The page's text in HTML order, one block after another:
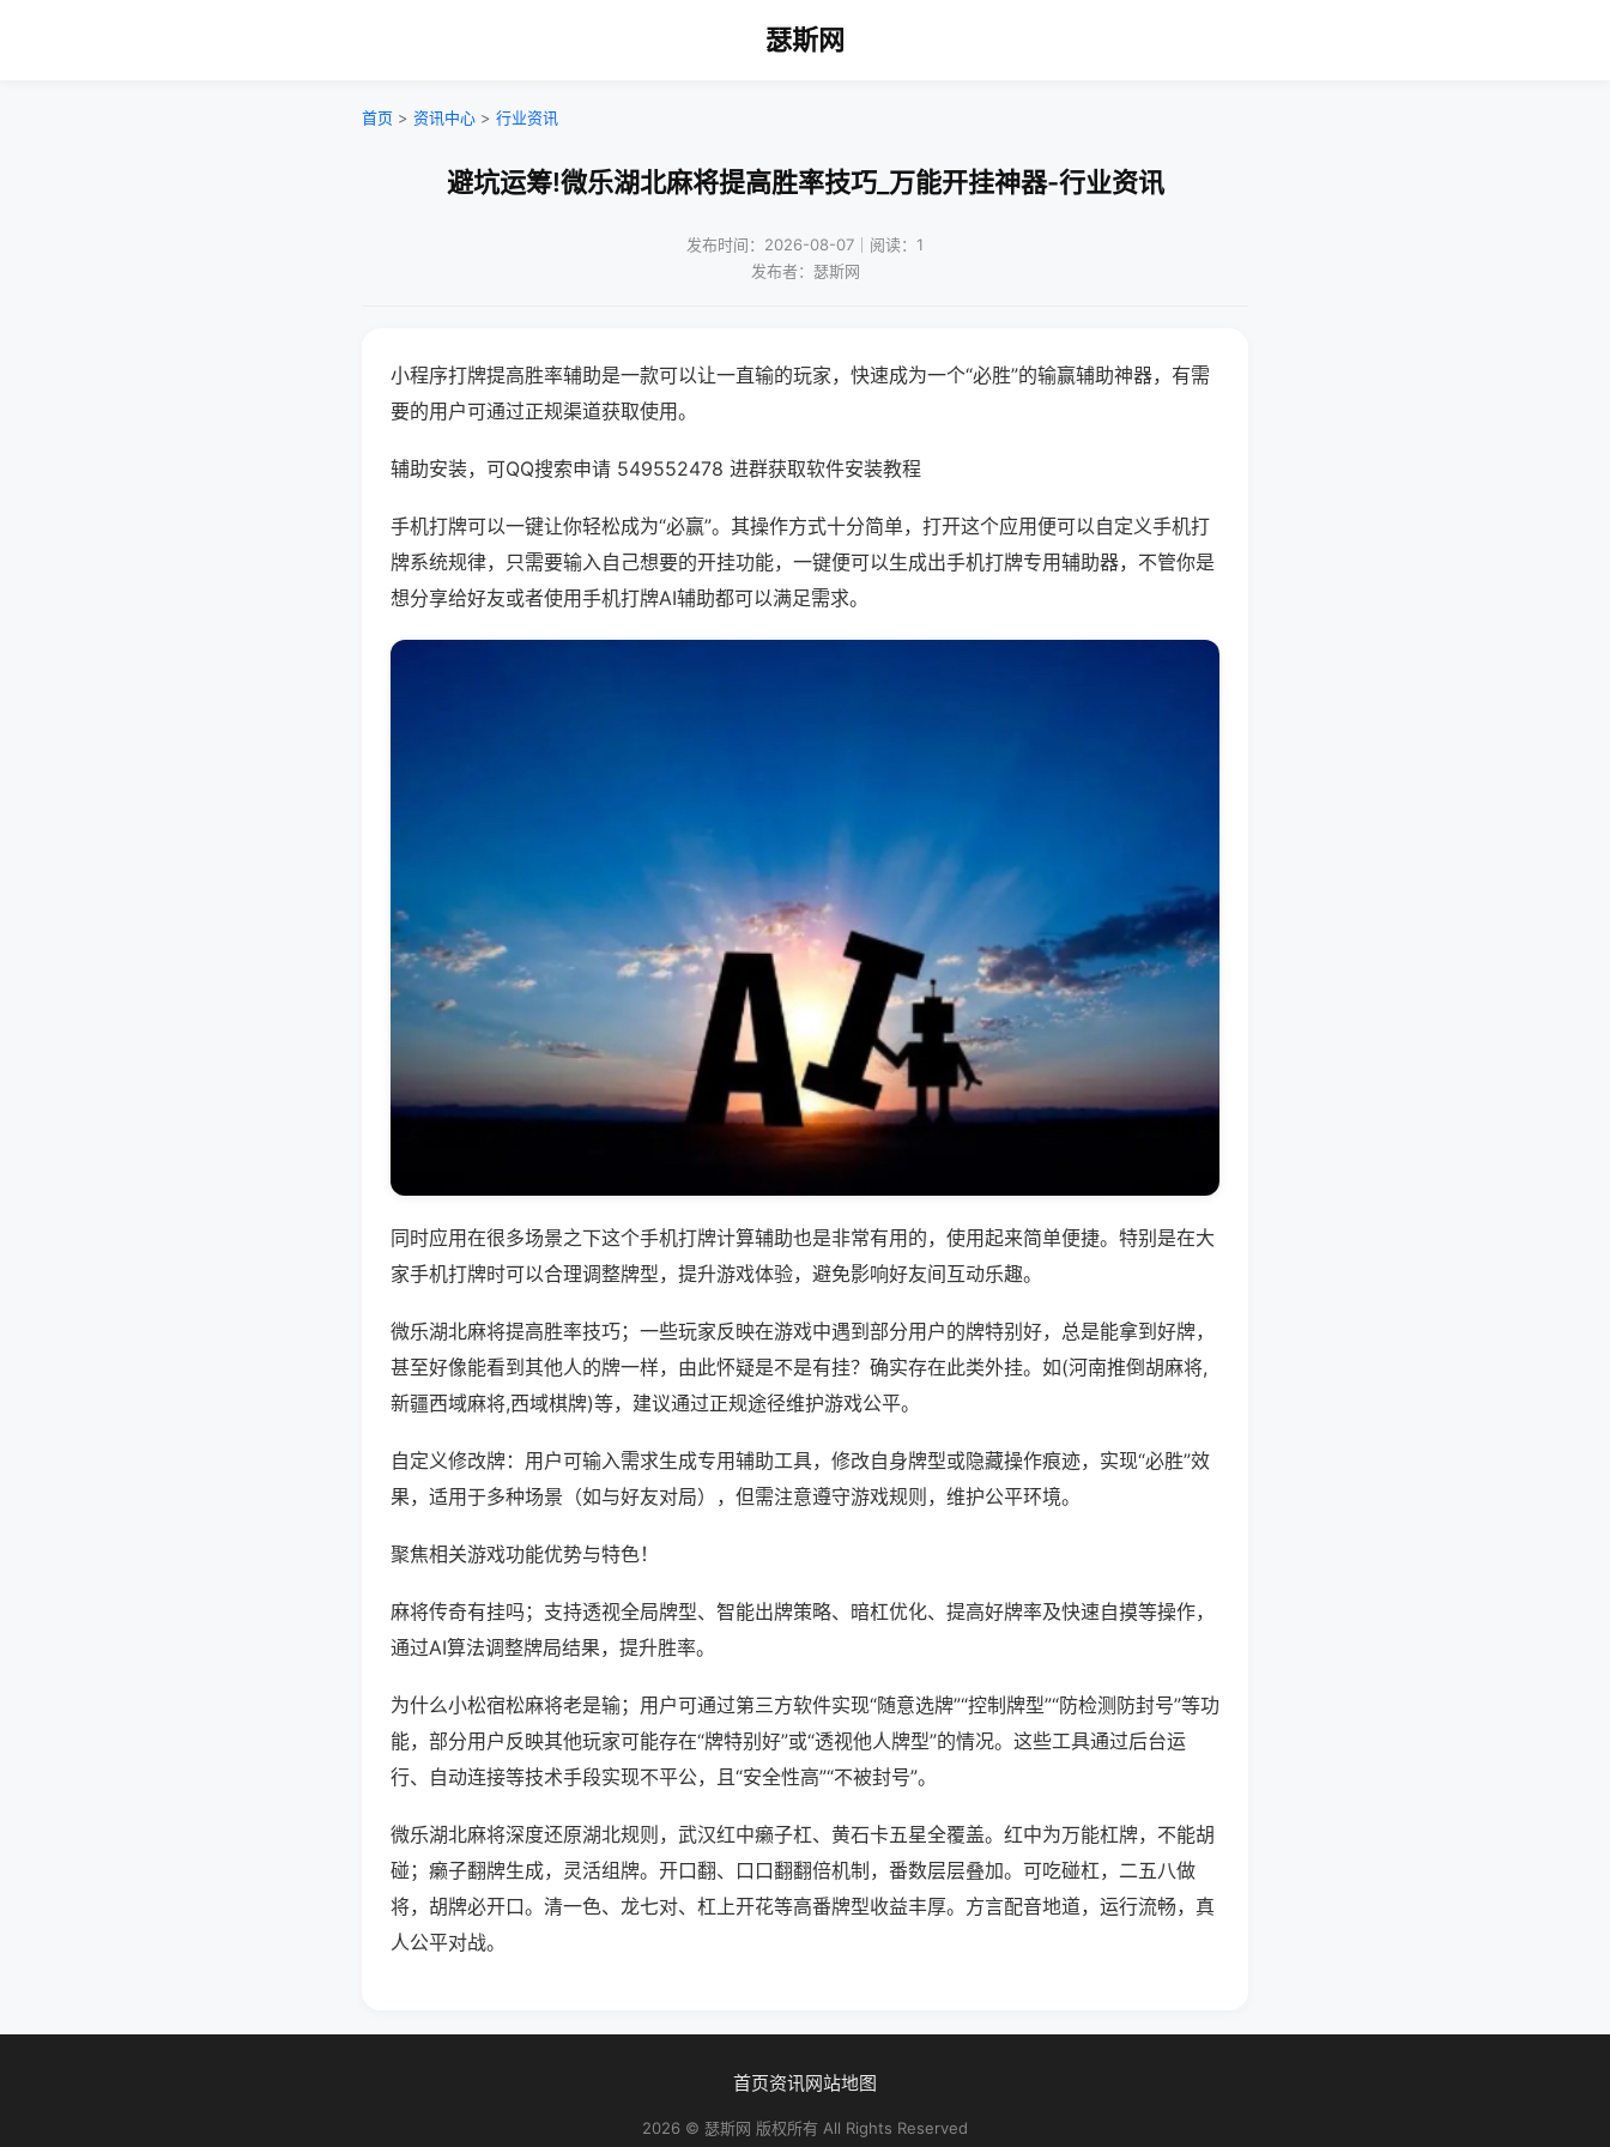
瑟斯网
首页 > 资讯中心 > 行业资讯
避坑运筹!微乐湖北麻将提高胜率技巧_万能开挂神器-行业资讯
发布时间：2026-08-07｜阅读：1
发布者：瑟斯网
小程序打牌提高胜率辅助是一款可以让一直输的玩家，快速成为一个“必胜”的输赢辅助神器，有需
要的用户可通过正规渠道获取使用。
辅助安装，可QQ搜索申请 549552478 进群获取软件安装教程
手机打牌可以一键让你轻松成为“必赢”。其操作方式十分简单，打开这个应用便可以自定义手机打
牌系统规律，只需要输入自己想要的开挂功能，一键便可以生成出手机打牌专用辅助器，不管你是
想分享给好友或者使用手机打牌AI辅助都可以满足需求。
同时应用在很多场景之下这个手机打牌计算辅助也是非常有用的，使用起来简单便捷。特别是在大
家手机打牌时可以合理调整牌型，提升游戏体验，避免影响好友间互动乐趣。
微乐湖北麻将提高胜率技巧；一些玩家反映在游戏中遇到部分用户的牌特别好，总是能拿到好牌，
甚至好像能看到其他人的牌一样，由此怀疑是不是有挂？确实存在此类外挂。如(河南推倒胡麻将,
新疆西域麻将,西域棋牌)等，建议通过正规途径维护游戏公平。
自定义修改牌：用户可输入需求生成专用辅助工具，修改自身牌型或隐藏操作痕迹，实现“必胜”效
果，适用于多种场景（如与好友对局），但需注意遵守游戏规则，维护公平环境。
聚焦相关游戏功能优势与特色！
麻将传奇有挂吗；支持透视全局牌型、智能出牌策略、暗杠优化、提高好牌率及快速自摸等操作，
通过AI算法调整牌局结果，提升胜率。
为什么小松宿松麻将老是输；用户可通过第三方软件实现“随意选牌”“控制牌型”“防检测防封号”等功
能，部分用户反映其他玩家可能存在“牌特别好”或“透视他人牌型”的情况。这些工具通过后台运
行、自动连接等技术手段实现不平公，且“安全性高”“不被封号”。
微乐湖北麻将深度还原湖北规则，武汉红中癞子杠、黄石卡五星全覆盖。红中为万能杠牌，不能胡
碰；癞子翻牌生成，灵活组牌。开口翻、口口翻翻倍机制，番数层层叠加。可吃碰杠，二五八做
将，胡牌必开口。清一色、龙七对、杠上开花等高番牌型收益丰厚。方言配音地道，运行流畅，真
人公平对战。
首页资讯网站地图
2026 © 瑟斯网 版权所有 All Rights Reserved